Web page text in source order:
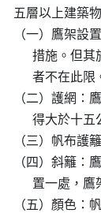
五層以上建
（一）鷹架
措施。
者不在此限
（二）護網
得大於
（三）帆布
（四）斜籬
置一處
（五）顏色：